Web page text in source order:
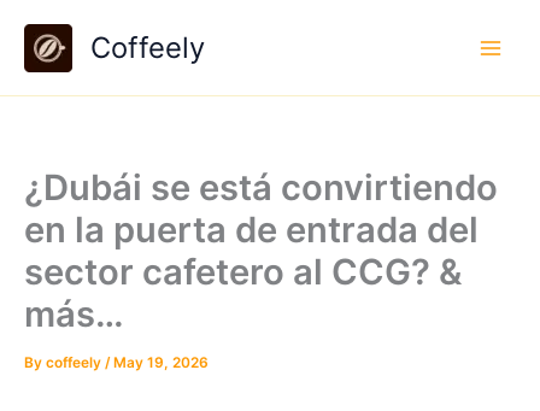
content
Coffeely
¿Dubái se está convirtiendo
en la puerta de entrada del
sector cafetero al CCG? &
más…
By coffeely / May 19, 2026